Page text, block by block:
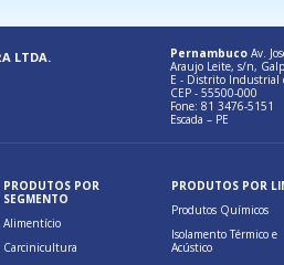
LTDA. Pernambuco Av.
Araujo Leite, s/n,
E - Distrito Industrial
CEP - 55500-000
Fone: 81 3476-5151
Escada – PE
PRODUTOS POR
SEGMENTO
Alimentício
Carcinicultura
PRODUTOS POR
Produtos Químicos
Isolamento Térmico e
Acústico